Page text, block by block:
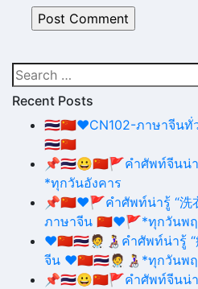
Search
for:
Recent Posts
🇹🇭🇨🇳❤CN102-ภาษาจีน
🇹🇭🇨🇳
📌🇹🇭😀🇨🇳🚩คำศัพท์จีนน่
*ทุกวันอังคาร
📌🇨🇳❤🚩คำศัพท์น่ารู้ “洗
ภาษาจีน 🇨🇳❤🚩*ทุกวันพ
❤️🇨🇳🇹🇭🧑‍⚕️👩‍🦽คำศัพท์น่ารู้
จีน ❤️🇨🇳🇹🇭🧑‍⚕️👩‍🦽*ทุกวันพ
📌🇹🇭😀🇨🇳🚩คำศัพท์จีนน่า